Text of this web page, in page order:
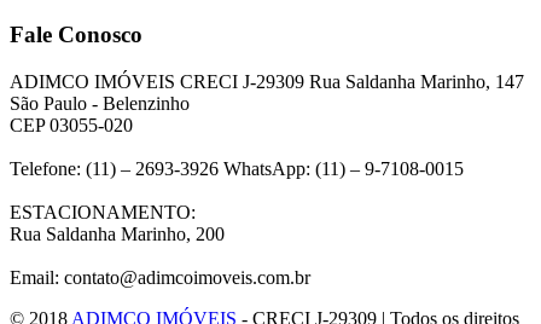
Fale Conosco
ADIMCO IMÓVEIS CRECI J-29309 Rua Saldanha Marinho, 147
São Paulo - Belenzinho
CEP 03055-020
Telefone: (11) – 2693-3926 WhatsApp: (11) – 9-7108-0015
ESTACIONAMENTO:
Rua Saldanha Marinho, 200
Email: contato@adimcoimoveis.com.br
© 2018 ADIMCO IMÓVEIS - CRECI J-29309 | Todos os direitos